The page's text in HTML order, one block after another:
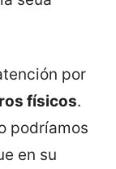
por
físicos.
podríamos
en su